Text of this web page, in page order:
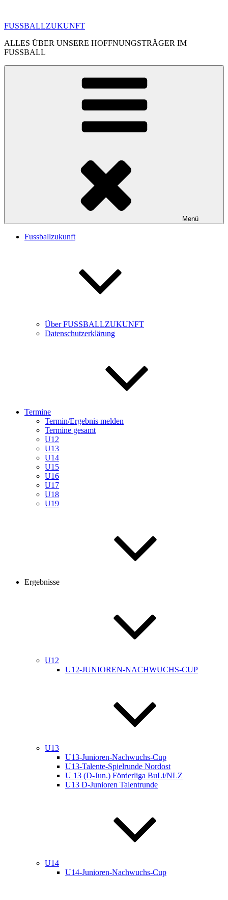
springen
FUSSBALLZUKUNFT
ALLES ÜBER UNSERE HOFFNUNGSTRÄGER IM
FUSSBALL
Menü
Fussballzukunft
Über FUSSBALLZUKUNFT
Datenschutzerklärung
Termine
Termin/Ergebnis melden
Termine gesamt
U12
U13
U14
U15
U16
U17
U18
U19
Ergebnisse
U12
U12-JUNIOREN-NACHWUCHS-CUP
U13
U13-Junioren-Nachwuchs-Cup
U13-Talente-Spielrunde Nordost
U 13 (D-Jun.) Förderliga BuLi/NLZ
U13 D-Junioren Talentrunde
U14
U14-Junioren-Nachwuchs-Cup